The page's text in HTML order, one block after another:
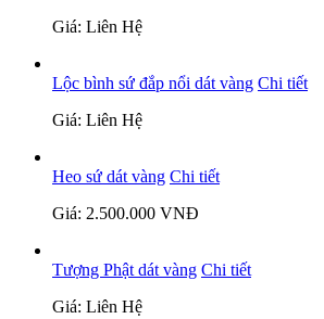
Giá: Liên Hệ
Lộc bình sứ đắp nổi dát vàng Chi tiết
Giá: Liên Hệ
Heo sứ dát vàng Chi tiết
Giá: 2.500.000 VNĐ
Tượng Phật dát vàng Chi tiết
Giá: Liên Hệ